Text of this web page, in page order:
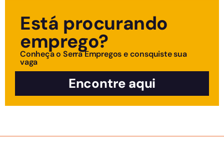
Está procurando
emprego?
Conheça o Serra Empregos e consquiste sua
vaga
Encontre aqui